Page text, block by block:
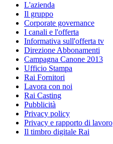
L'azienda
Il gruppo
Corporate governance
I canali e l'offerta
Informativa sull'offerta tv
Direzione Abbonamenti
Campagna Canone 2013
Ufficio Stampa
Rai Fornitori
Lavora con noi
Rai Casting
Pubblicità
Privacy policy
Privacy e rapporto di lavoro
Il timbro digitale Rai